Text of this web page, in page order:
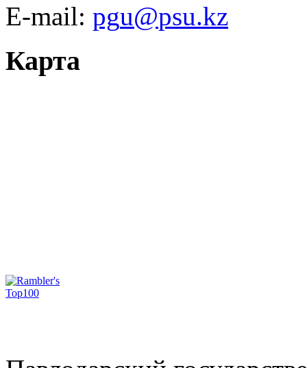
E-mail:
Карта